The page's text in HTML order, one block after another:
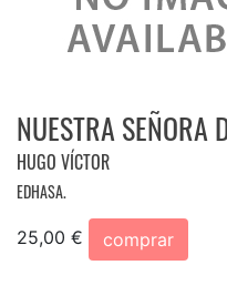
NUESTRA SEÑORA
HUGO VÍCTOR
EDHASA.
25,00 €
comprar